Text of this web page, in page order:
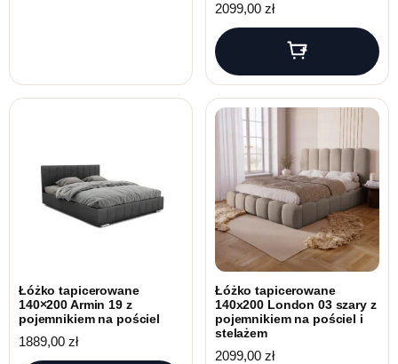
2099,00 zł
Łóżko tapicerowane
140×200 Armin 19 z
pojemnikiem na pościel
1889,00 zł
Łóżko tapicerowane
140x200 London 03 szary z
pojemnikiem na pościel i
stelażem
2099,00 zł